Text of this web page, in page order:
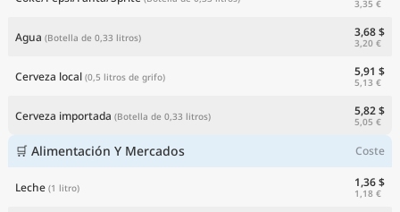
3,35 €
Agua (Botella de 0,33 litros) 3,68 $
3,20 €
Cerveza local (0,5 litros de grifo) 5,91 $
5,13 €
Cerveza importada (Botella de 0,33 litros) 5,82 $
5,05 €
🛒 Alimentación Y Mercados Coste
Leche (1 litro) 1,36 $
1,18 €